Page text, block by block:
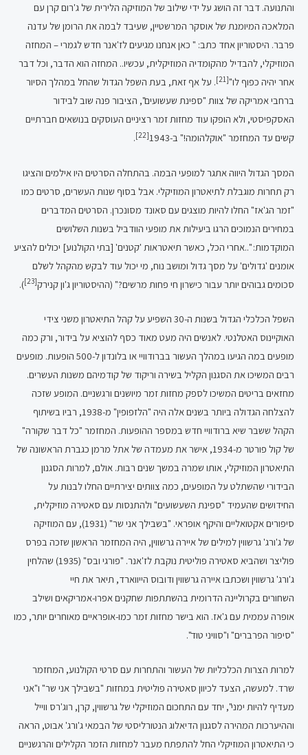
והתנועה. דבר זה הושג על ידי שילוב של המוזיקה הלירית של ג'רום קרן עם
המלאכה המיומנת של אוסקר המרשטיין, שעיבד לבמה את הרומן של עדנה
פרבר. היסטוריון אחד כתב: " כאן אנחנו מגיעים לז'אנר חדש לגמרי – המחזה
המוזיקלי, להבדיל מהקומדיה המוזיקלית, עכשיו.. המחזה הוא הדבר, וכל דבר
אחר יהיה כפוף לו"[21]
. על אף זאת, בעת השפל הגדול שהחל במהלך הסיור
ברחבי אמריקה של צוות "ספינת שעשועים", הציבור פנה שוב לבידור
האסקפיסטי, ולא הופקו עוד מחזות זמר רציניים העוסקים בנושאים חברתיים
קשים עד המחזמר "אוקלהומה!" ב-1943
[22]
.
המסך הגדול היווה אתגר למופעי הבמה. בהתחלה הסרטים היו אילמים והציגו
רק תחרות מוגבלת לתיאטרון המוזיקלי. אבל בסוף שנות העשרים, סרטים כמו
"זמר הג'אז" החלו להיות מוצגים עם סאונד מסונכרן. הסרטים המדברים
במחירים הנמוכים הרגו ביעילות את מופעי הוודביל בשנות השלושים
המוקדמות: "..אחרי הכל, כאשר תיאטראות 'קטנים' [בתי הקולנוע] יכולים להציע
אומנים 'גדולים' על מסך גדול ומושב נוח, מי יכול עוד לבקש מהקהל לשלם
סכומים גבוהים יותר עבור כישרון חי פחות מרשים?" (ההיסטוריון ג'ון קנירק[23]
).
השפל הכלכלי הגדול בשנות ה-30 השפיע על קהל התיאטרון משני צידי
האוקיינוס האטלנטי. לאנשים היה מעט מאוד כסף להוציא על בידור, ורק כמה
מופעים במה הגיעו במהלך העשור בברודוויי או בלונדון ל-500 הופעות. מופעים
רבים המשיכו את הסגנון הקליל בשירה וריקוד של קודמיהם משנות העשרים.
מחזאים בריטים המשיכו לספק מחזות זמר מיושנים ורגשניים. המופע שזכה
להצלחה הגדולה ביותר בשנים אלה היה "הלזפופין" מ-1938, רביו בשיתוף
הקהל ששבר שיא ברודוויי חדש במספר ההופעות. המחזמר "כל דבר שקורה"
של קול פורטר מ-1934, אישר את מעמדה של אתל מרמן כגברת הראשונה של
התיאטרון המוזיקלי, אותו שמרה במשך שנים רבות. אולם, למרות הסגנון
הבידורי שהשתלט על המופעים, כמה צוותים יצירתיים החלו לבנות על
החידושים שהעמיד "ספינת השעשועים" ולהתנסות עם סאטירה מוזיקלית,
סיפורים אקטואליים והיקף אופראי. "בשבילך אני שר" (1931), עם המוזיקה
של ג'ורג' גרשווין למילים של איירה גרשווין, היה המחזמר הראשון שזכה בפרס
פוליצר ושהביא סאטירה פוליטית נוקבת לז'אנר. "פורגי ובס" (1935) שהלחין
ג'ורג' גרשווין ושכתבו איירה גרשווין ודובוס הייווארד, תיאר את חיי
השחורים בקרוליינה הדרומית בהשתתפות שחקנים אפרו-אמריקאים ושילב
אופרה עממית עם ג'אז. הוא בישר מחזות זמר כמו-אופראיים מאוחרים יותר, כמו
"סיפור הפרברים" ו"סוויני טוד".
למרות הצרות הכלכליות של העשור והתחרות עם סרטי הקולנוע, המחזמר
שרד. למעשה, הצעד לכיוון סאטירה פוליטית במחזות "בשבילך אני שר" ו"אני
מעדיף להיות ימני", יחד עם התחכום המוזיקלי של גרשווין, קרן, רוג'רס ווייל
וההיערכות המהירה לסגנון הדיאלוג הנטורליסטי של הבמאי ג'ורג' אבוט, הראה
כי התיאטרון המוזיקלי החל להתפתח מעבר למחזות הזמר הקלילים והרגשניים